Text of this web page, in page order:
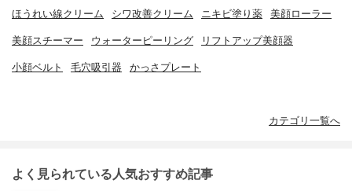
ほうれい線クリーム シワ改善クリーム ニキビ塗り薬 美顔ローラー
美顔スチーマー ウォーターピーリング リフトアップ美顔器
小顔ベルト 毛穴吸引器 かっさプレート
カテゴリ一覧へ
よく見られている人気おすすめ記事